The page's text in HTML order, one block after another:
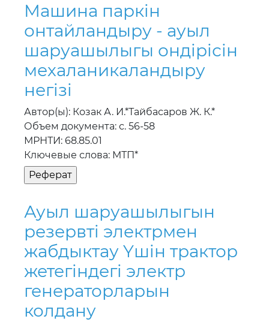
Машина паркiн
онтайландыру - ауыл
шаруашылыгы ондiрiсiн
мехаланикаландыру
негiзi
Автор(ы): Козак А. И.*Тайбасаров Ж. К.*
Объем документа: с. 56-58
МРНТИ: 68.85.01
Ключевые слова: МТП*
Ауыл шаруашылыгын
резервтi электрмен
жабдыктау Yшiн трактор
жетегiндегi электр
генераторларын
колдану